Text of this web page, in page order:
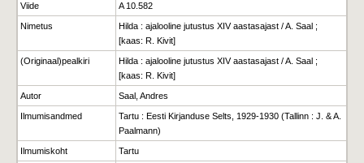
Viide A 10.582
Nimetus
Hilda : ajalooline jutustus XIV aastasajast / A. Saal ;
[kaas: R. Kivit]
(Originaal)pealkiri
Hilda : ajalooline jutustus XIV aastasajast / A. Saal ;
[kaas: R. Kivit]
Autor Saal, Andres
Ilmumisandmed
Tartu : Eesti Kirjanduse Selts, 1929-1930 (Tallinn : J. & A.
Paalmann)
Ilmumiskoht Tartu